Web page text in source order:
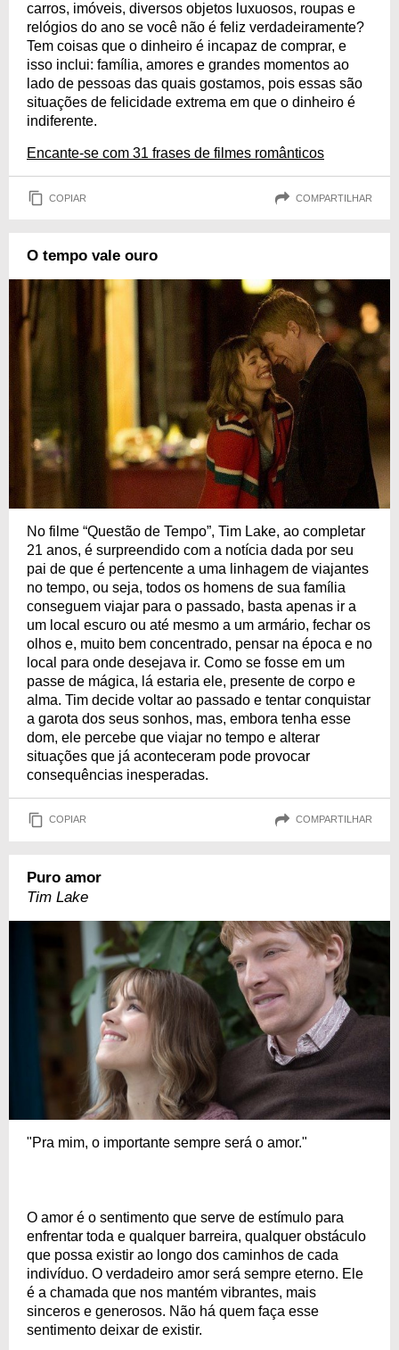
carros, imóveis, diversos objetos luxuosos, roupas e
relógios do ano se você não é feliz verdadeiramente?
Tem coisas que o dinheiro é incapaz de comprar, e
isso inclui: família, amores e grandes momentos ao
lado de pessoas das quais gostamos, pois essas são
situações de felicidade extrema em que o dinheiro é
indiferente.
Encante-se com 31 frases de filmes românticos
COPIAR COMPARTILHAR
O tempo vale ouro
No filme “Questão de Tempo”, Tim Lake, ao completar
21 anos, é surpreendido com a notícia dada por seu
pai de que é pertencente a uma linhagem de viajantes
no tempo, ou seja, todos os homens de sua família
conseguem viajar para o passado, basta apenas ir a
um local escuro ou até mesmo a um armário, fechar os
olhos e, muito bem concentrado, pensar na época e no
local para onde desejava ir. Como se fosse em um
passe de mágica, lá estaria ele, presente de corpo e
alma. Tim decide voltar ao passado e tentar conquistar
a garota dos seus sonhos, mas, embora tenha esse
dom, ele percebe que viajar no tempo e alterar
situações que já aconteceram pode provocar
consequências inesperadas.
COPIAR COMPARTILHAR
Puro amor
Tim Lake
"Pra mim, o importante sempre será o amor."
O amor é o sentimento que serve de estímulo para
enfrentar toda e qualquer barreira, qualquer obstáculo
que possa existir ao longo dos caminhos de cada
indivíduo. O verdadeiro amor será sempre eterno. Ele
é a chamada que nos mantém vibrantes, mais
sinceros e generosos. Não há quem faça esse
sentimento deixar de existir.